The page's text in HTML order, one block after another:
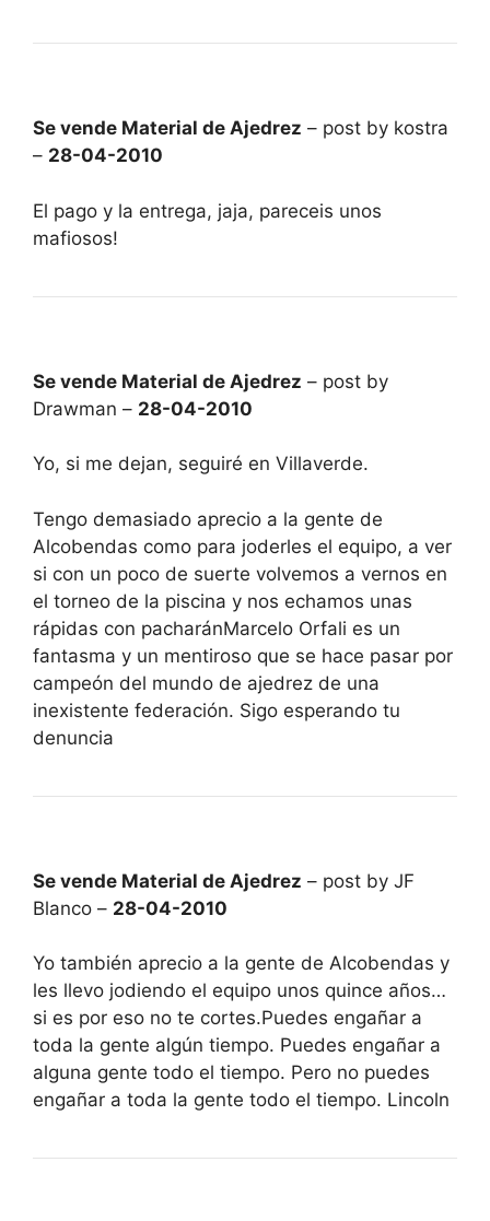
Se vende Material de Ajedrez – post by kostra
– 28-04-2010
El pago y la entrega, jaja, pareceis unos
mafiosos!
Se vende Material de Ajedrez – post by
Drawman – 28-04-2010
Yo, si me dejan, seguiré en Villaverde.
Tengo demasiado aprecio a la gente de
Alcobendas como para joderles el equipo, a ver
si con un poco de suerte volvemos a vernos en
el torneo de la piscina y nos echamos unas
rápidas con pacharánMarcelo Orfali es un
fantasma y un mentiroso que se hace pasar por
campeón del mundo de ajedrez de una
inexistente federación. Sigo esperando tu
denuncia
Se vende Material de Ajedrez – post by JF
Blanco – 28-04-2010
Yo también aprecio a la gente de Alcobendas y
les llevo jodiendo el equipo unos quince años…
si es por eso no te cortes.Puedes engañar a
toda la gente algún tiempo. Puedes engañar a
alguna gente todo el tiempo. Pero no puedes
engañar a toda la gente todo el tiempo. Lincoln